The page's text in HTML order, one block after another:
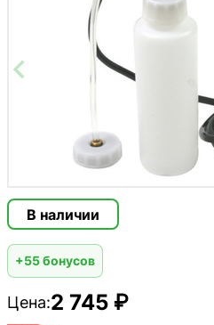
В наличии
+55 бонусов
Цена:2 745 ₽